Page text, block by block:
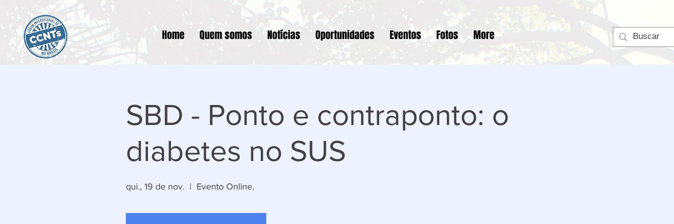
Home Quem somos Notícias Oportunidades Eventos Fotos More
SBD - Ponto e contraponto: o
diabetes no SUS
qui., 19 de nov.
  |
Evento Online.